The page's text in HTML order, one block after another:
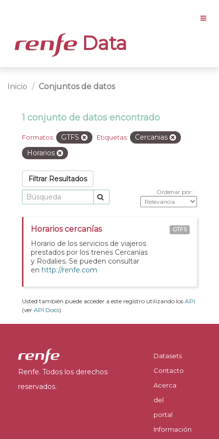
Data
Inicio Conjuntos de datos
1 conjunto de datos encontrado
Formatos: GTFS Etiquetas:
Cercanias
Horarios
Filtrar Resultados
Ordenar por
Horarios cercanías
Horario de los servicios de viajeros
prestados por los trenes Cercanías
y Rodalies. Se pueden consultar
en http://renfe.com
GTFS
Usted también puede acceder a este registro utilizando los API
(ver API Docs).
Renfe. Todos los derechos
reservados.
Datasets
Contacto
Acerca
del
portal
Información